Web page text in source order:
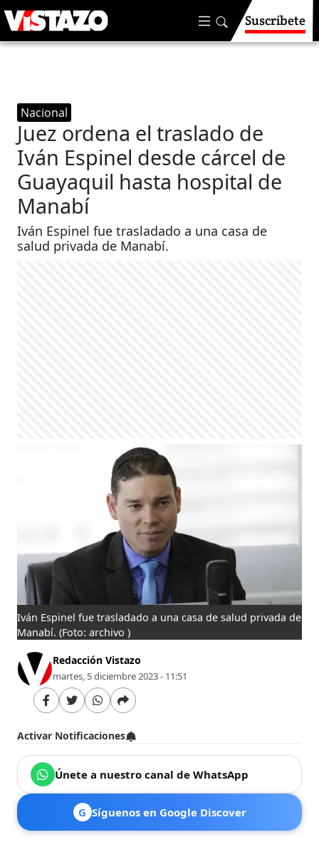
Suscríbete
Nacional
Juez ordena el traslado de
Iván Espinel desde cárcel de
Guayaquil hasta hospital de
Manabí
Iván Espinel fue trasladado a una casa de
salud privada de Manabí.
Iván Espinel fue trasladado a una casa de salud privada de
Manabí.(Foto: archivo )
Redacción Vistazo
martes, 5 diciembre 2023 - 11:51
Activar Notificaciones
Únete a nuestro canal de WhatsApp
G Síguenos en Google Discover